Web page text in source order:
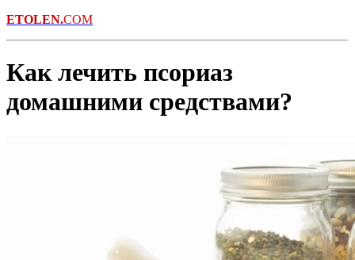
ETOLEN.COM
Как лечить псориаз
домашними средствами?